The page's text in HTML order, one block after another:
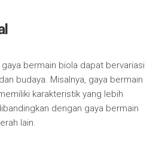
bermain biola dapat bervariasi
budaya. Misalnya, gaya bermain
karakteristik yang lebih
dengan gaya bermain
lain.